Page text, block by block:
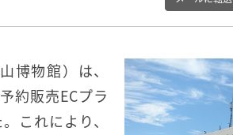
博物館）は、
約販売ECプラ
これにより、